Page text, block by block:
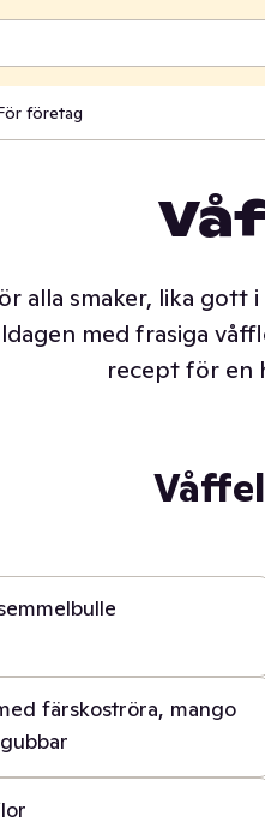
företag
våffelfest direkt hem till
alla smaker, lika gott
med frasiga
recept för en
färskoströra, mango